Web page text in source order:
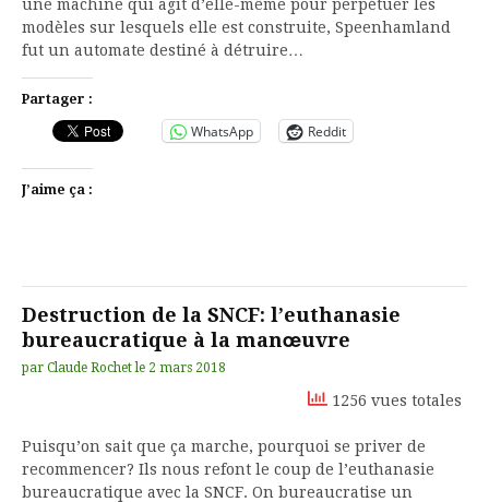
une machine qui agit d’elle-même pour perpétuer les
modèles sur lesquels elle est construite, Speenhamland
fut un automate destiné à détruire…
Partager :
WhatsApp Reddit
J’aime ça :
Destruction de la SNCF: l’euthanasie
bureaucratique à la manœuvre
par Claude Rochet le 2 mars 2018
1256 vues totales
Puisqu’on sait que ça marche, pourquoi se priver de
recommencer? Ils nous refont le coup de l’euthanasie
bureaucratique avec la SNCF. On bureaucratise un